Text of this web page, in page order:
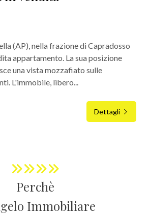
(AP), nella frazione di Capradosso
appartamento. La sua posizione
una vista mozzafiato sulle
L'immobile, libero...
Dettagli
Perchè
Immobiliare